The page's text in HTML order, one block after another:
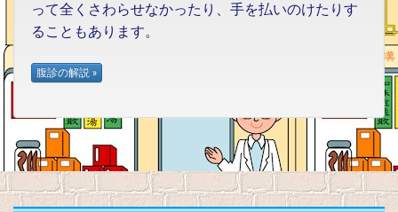
って全くさわらせなかったり、手を払いのけたりす
ることもあります。